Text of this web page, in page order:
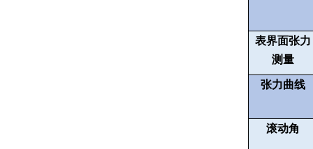
表界面张力
测量
张力曲线
滚动角